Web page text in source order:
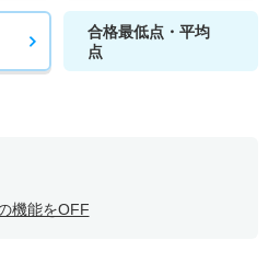
合格最低点・平均
点
機能をOFF